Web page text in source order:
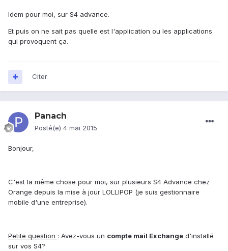
Idem pour moi, sur S4 advance.
Et puis on ne sait pas quelle est l'application ou les applications
qui provoquent ça.
Citer
Panach
Posté(e) 4 mai 2015
Bonjour,
C'est la même chose pour moi, sur plusieurs S4 Advance chez
Orange depuis la mise à jour LOLLIPOP (je suis gestionnaire
mobile d'une entreprise).
Petite question : Avez-vous un compte mail Exchange d'installé
sur vos S4?